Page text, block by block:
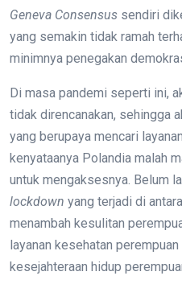
Geneva Consensus sendiri
yang semakin tidak ramah
minimnya penegakan
Di masa pandemi seperti ini,
tidak direncanakan, sehingga
yang berupaya mencari
kenyataanya Polandia malah
untuk mengaksesnya. Belum
lockdown yang terjadi di
menambah kesulitan
layanan kesehatan
kesejahteraan hidup